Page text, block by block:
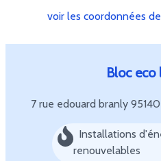
voir les coordonnées
Bloc eco
7 rue edouard branly 95140
Installations
renouvelables